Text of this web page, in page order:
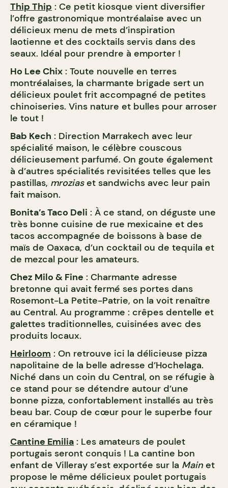
Thip Thip : Ce petit kiosque vient diversifier
l’offre gastronomique montréalaise avec un
délicieux menu de mets d’inspiration
laotienne et des cocktails servis dans des
seaux. Idéal pour prendre à emporter !
Ho Lee Chix : Toute nouvelle en terres
montréalaises, la charmante brigade sert un
délicieux poulet frit accompagné de petites
chinoiseries. Vins nature et bulles pour arroser
le tout !
Bab Kech : Direction Marrakech avec leur
spécialité maison, le célèbre couscous
délicieusement parfumé. On goute également
à d’autres spécialités revisitées telles que les
pastillas, mroziaset sandwichs avec leur pain
fait maison.
Bonita’s Taco Deli : À ce stand, on déguste une
très bonne cuisine de rue mexicaine et des
tacos accompagnée de boissons à base de
maïs de Oaxaca, d’un cocktail ou de tequila et
de mezcal pour les amateurs.
Chez Milo & Fine : Charmante adresse
bretonne qui avait fermé ses portes dans
Rosemont-La Petite-Patrie, on la voit renaître
au Central. Au programme : crêpes dentelle et
galettes traditionnelles, cuisinées avec des
produits locaux.
Heirloom : On retrouve ici la délicieuse pizza
napolitaine de la belle adresse d’Hochelaga.
Niché dans un coin du Central, on se réfugie à
ce stand pour se détendre autour d’une
bonne pizza, confortablement installés au très
beau bar. Coup de cœur pour le superbe four
en céramique !
Cantine Emilia : Les amateurs de poulet
portugais seront conquis ! La cantine bon
enfant de Villeray s’est exportée sur la Main et
propose le même délicieux poulet portugais